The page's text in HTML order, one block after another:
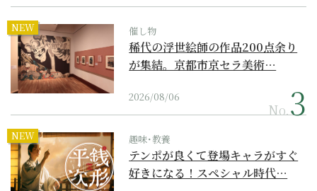
NEW 催し物
稀代の浮世絵師の作品200点余り
が集結。京都市京セラ美術…
2026/08/06
No.
NEW 趣味･教養
テンポが良くて登場キャラがすぐ
好きになる！スペシャル時代…